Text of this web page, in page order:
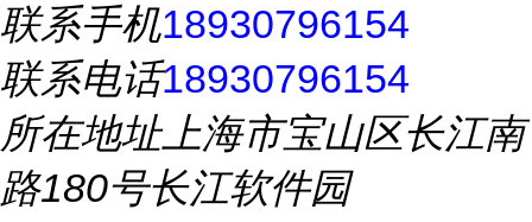
联系手机18930796154
联系电话18930796154
所在地址上海市宝山区长江南
路180号长江软件园